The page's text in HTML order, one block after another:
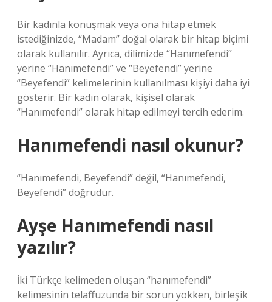
Bir kadınla konuşmak veya ona hitap etmek
istediğinizde, “Madam” doğal olarak bir hitap biçimi
olarak kullanılır. Ayrıca, dilimizde “Hanımefendi”
yerine “Hanımefendi” ve “Beyefendi” yerine
“Beyefendi” kelimelerinin kullanılması kişiyi daha iyi
gösterir. Bir kadın olarak, kişisel olarak
“Hanımefendi” olarak hitap edilmeyi tercih ederim.
Hanımefendi nasıl okunur?
“Hanımefendi, Beyefendi” değil, “Hanımefendi,
Beyefendi” doğrudur.
Ayşe Hanımefendi nasıl
yazılır?
İki Türkçe kelimeden oluşan “hanımefendi”
kelimesinin telaffuzunda bir sorun yokken, birleşik